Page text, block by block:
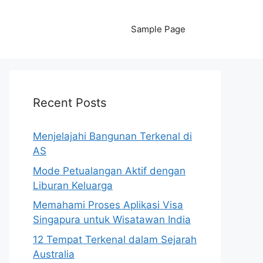
Sample Page
Recent Posts
Menjelajahi Bangunan Terkenal di
AS
Mode Petualangan Aktif dengan
Liburan Keluarga
Memahami Proses Aplikasi Visa
Singapura untuk Wisatawan India
12 Tempat Terkenal dalam Sejarah
Australia